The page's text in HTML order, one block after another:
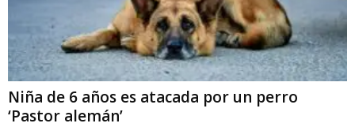
Niña de 6 años es atacada por un perro
‘Pastor alemán’